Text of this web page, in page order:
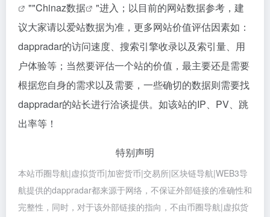
""Chinaz数据
"进入；以目前的网站数据参考，建
议大家请以爱站数据为准，更多网站价值评估因素如：
dappradar的访问速度、搜索引擎收录以及索引量、用
户体验等；当然要评估一个站的价值，最主要还是需要
根据您自身的需求以及需要，一些确切的数据则需要找
dappradar的站长进行洽谈提供。如该站的IP、PV、跳
出率等！
特别声明
本站币圈导航|虚拟货币|加密货币|交易所|区块链导航|WEB3导
航提供的dappradar都来源于网络，不保证外部链接的准确性和
完整性，同时，对于该外部链接的指向，不由币圈导航|虚拟货